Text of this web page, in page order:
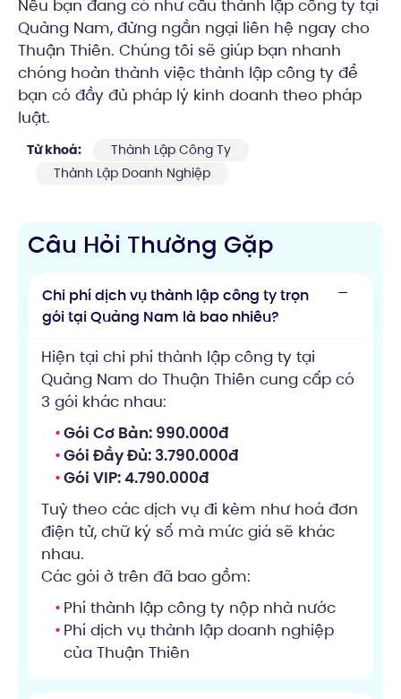
Nếu bạn đang có như cầu thành lập công ty tại
Quảng Nam, đừng ngần ngại liên hệ ngay cho
Thuận Thiên. Chúng tôi sẽ giúp bạn nhanh
chóng hoàn thành việc thành lập công ty để
bạn có đầy đủ pháp lý kinh doanh theo pháp
luật.
Từ khoá:
Thành Lập Công Ty
Thành Lập Doanh Nghiệp
Câu Hỏi Thường Gặp
Chi phí dịch vụ thành lập công ty trọn
gói tại Quảng Nam là bao nhiêu?
Hiện tại chi phí thành lập công ty tại
Quảng Nam do Thuận Thiên cung cấp có
3 gói khác nhau:
Gói Cơ Bản: 990.000đ
Gói Đầy Đủ: 3.790.000đ
Gói VIP: 4.790.000đ
Tuỳ theo các dịch vụ đi kèm như hoá đơn
điện tử, chữ ký số mà mức giá sẽ khác
nhau.
Các gói ở trên đã bao gồm:
Phí thành lập công ty nộp nhà nước
Phí dịch vụ thành lập doanh nghiệp
của Thuận Thiên